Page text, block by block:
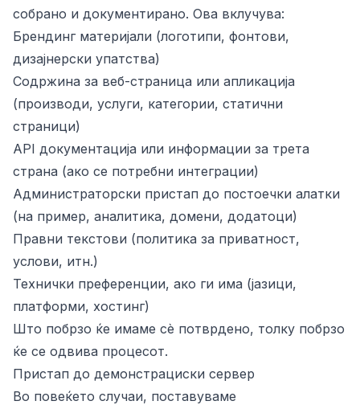
собрано и документирано. Ова вклучува:
Брендинг материјали (логотипи, фонтови,
дизајнерски упатства)
Содржина за веб-страница или апликација
(производи, услуги, категории, статични
страници)
API документација или информации за трета
страна (ако се потребни интеграции)
Администраторски пристап до постоечки алатки
(на пример, аналитика, домени, додатоци)
Правни текстови (политика за приватност,
услови, итн.)
Технички преференции, ако ги има (јазици,
платформи, хостинг)
Што побрзо ќе имаме сè потврдено, толку побрзо
ќе се одвива процесот.
Пристап до демонстрациски сервер
Во повеќето случаи, поставуваме